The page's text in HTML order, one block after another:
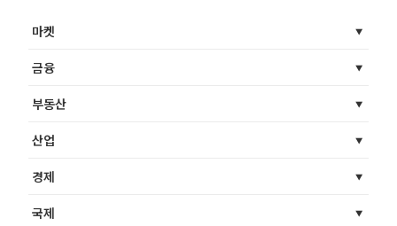
마켓
금융
부동산
산업
경제
국제